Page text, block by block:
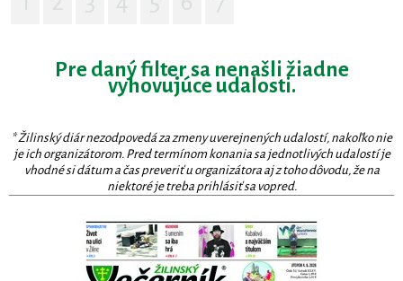
Pre daný filter sa nenašli žiadne
vyhovujúce udalosti.
* Žilinský diár nezodpovedá za zmeny uverejnených udalostí, nakoľko nie
je ich organizátorom. Pred termínom konania sa jednotlivých udalostí je
vhodné si dátum a čas preveriť u organizátora aj z toho dôvodu, že na
niektoré je treba prihlásiť sa vopred.